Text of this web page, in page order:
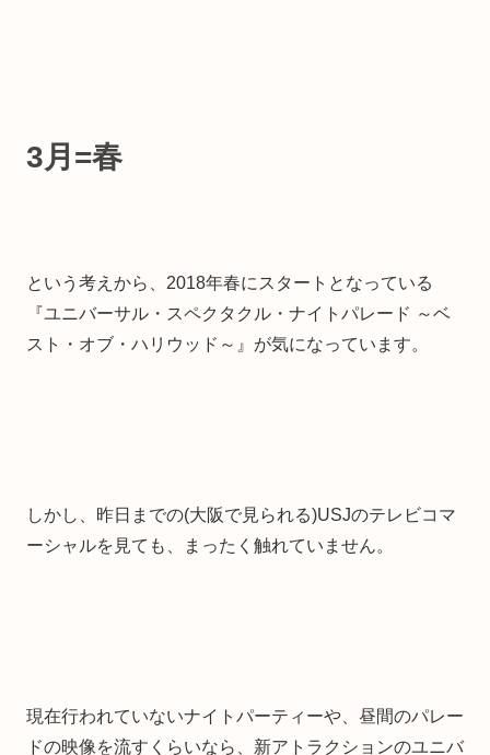
3月=春
という考えから、2018年春にスタートとなっている
『ユニバーサル・スペクタクル・ナイトパレード ～ベ
スト・オブ・ハリウッド～』が気になっています。
しかし、昨日までの(大阪で見られる)USJのテレビコマ
ーシャルを見ても、まったく触れていません。
現在行われていないナイトパーティーや、昼間のパレー
ドの映像を流すくらいなら、新アトラクションのユニバ